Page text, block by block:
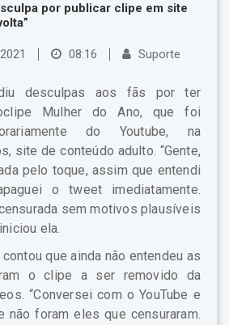
por publicar clipe em site
08:16 Suporte
desculpas aos fãs por ter
Mulher do Ano, que foi
do Youtube, na
site de conteúdo adulto. “Gente,
pelo toque, assim que entendi
o tweet imediatamente.
sem motivos plausíveis
ela.
que ainda não entendeu as
o clipe a ser removido da
“Conversei com o YouTube e
não foram eles que censuraram.